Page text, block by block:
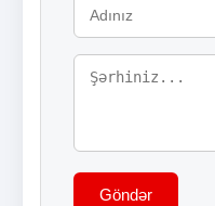
Göndər